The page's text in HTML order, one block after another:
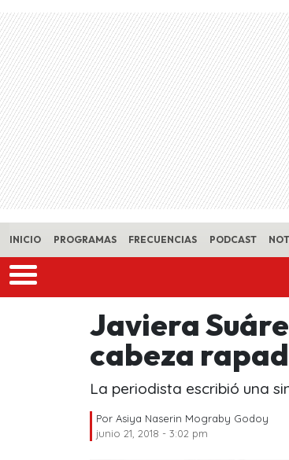
Skip to main content
INICIO PROGRAMAS FRECUENCIAS PODCAST
Javiera
cabeza
La periodista escribió una
Por Asiya Naserin Mograby Godoy
junio 21, 2018 - 3:02 pm